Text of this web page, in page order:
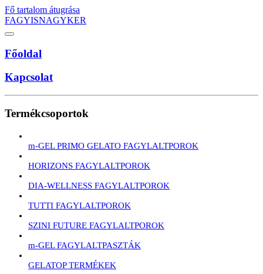
Fő tartalom átugrása
FAGYISNAGYKER
Főoldal
Kapcsolat
Termékcsoportok
m-GEL PRIMO GELATO FAGYLALTPOROK
HORIZONS FAGYLALTPOROK
DIA-WELLNESS FAGYLALTPOROK
TUTTI FAGYLALTPOROK
SZINI FUTURE FAGYLALTPOROK
m-GEL FAGYLALTPASZTÁK
GELATOP TERMÉKEK